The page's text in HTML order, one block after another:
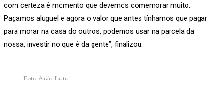
com certeza é momento que devemos comemorar muito.
Pagamos aluguel e agora o valor que antes tínhamos que pagar
para morar na casa do outros, podemos usar na parcela da
nossa, investir no que é da gente”, finalizou.
Foto Arão Leite